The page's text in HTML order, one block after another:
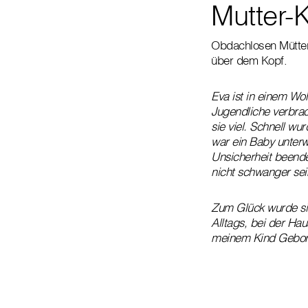
Mutter-
Obdachlosen
über dem Kopf.
Eva ist in einem
Jugendliche
sie viel. Schnell
war ein Baby
Unsicherheit
nicht schwanger
Zum Glück wurde
Alltags, bei der
meinem Kind